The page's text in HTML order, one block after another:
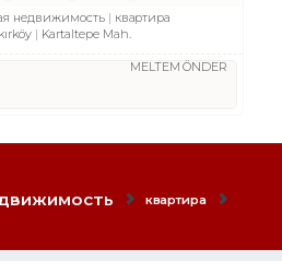
недвижимость
квартира
Kartaltepe Mah.
MELTEM ÖNDER
квартира